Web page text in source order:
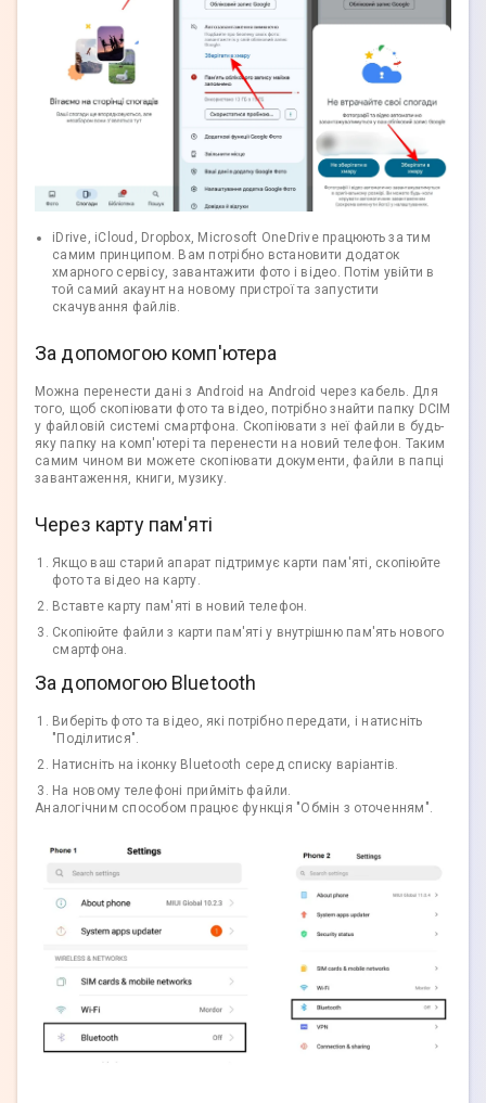
iDrive, iCloud, Dropbox, Microsoft OneDrive працюють за тим
самим принципом. Вам потрібно встановити додаток
хмарного сервісу, завантажити фото і відео. Потім увійти в
той самий акаунт на новому пристрої та запустити
скачування файлів.
За допомогою комп'ютера
Можна перенести дані з Android на Android через кабель. Для
того, щоб скопіювати фото та відео, потрібно знайти папку DCIM
у файловій системі смартфона. Скопіювати з неї файли в будь-
яку папку на комп'ютері та перенести на новий телефон. Таким
самим чином ви можете скопіювати документи, файли в папці
завантаження, книги, музику.
Через карту пам'яті
Якщо ваш старий апарат підтримує карти пам'яті, скопіюйте
фото та відео на карту.
Вставте карту пам'яті в новий телефон.
Скопіюйте файли з карти пам'яті у внутрішню пам'ять нового
смартфона.
За допомогою Bluetooth
Виберіть фото та відео, які потрібно передати, і натисніть
"Поділитися".
Натисніть на іконку Bluetooth серед списку варіантів.
На новому телефоні прийміть файли.
Аналогічним способом працює функція "Обмін з оточенням".